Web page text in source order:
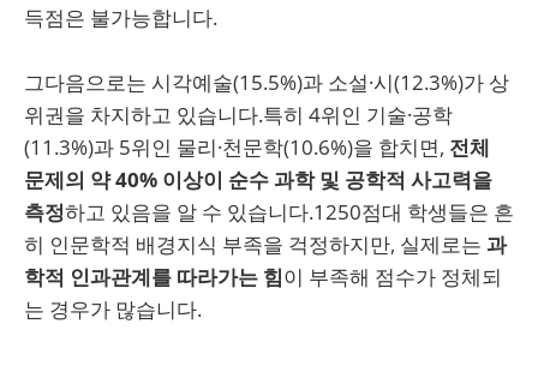
득점은 불가능합니다.
그다음으로는 시각예술(15.5%)과 소설·시(12.3%)가 상
위권을 차지하고 있습니다.특히 4위인 기술·공학
(11.3%)과 5위인 물리·천문학(10.6%)을 합치면, 전체
문제의 약 40% 이상이 순수 과학 및 공학적 사고력을
측정하고 있음을 알 수 있습니다.1250점대 학생들은 흔
히 인문학적 배경지식 부족을 걱정하지만, 실제로는 과
학적 인과관계를 따라가는 힘이 부족해 점수가 정체되
는 경우가 많습니다.